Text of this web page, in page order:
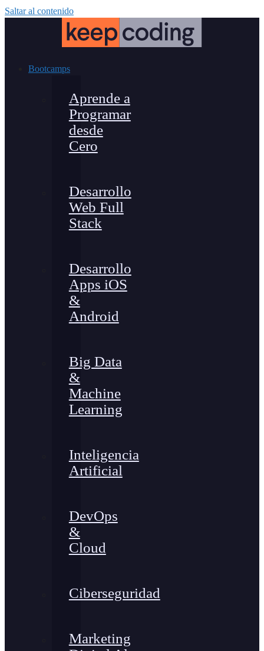
Saltar al contenido
Bootcamps
Aprende a
Programar
desde
Cero
Desarrollo
Web Full
Stack
Desarrollo
Apps iOS
&
Android
Big Data
&
Machine
Learning
Inteligencia
Artificial
DevOps
&
Cloud
Ciberseguridad
Marketing